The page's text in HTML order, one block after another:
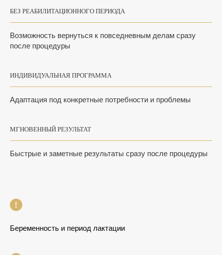
БЕЗ РЕАБИЛИТАЦИОННОГО ПЕРИОДА
Возможность вернуться к повседневным делам сразу
после процедуры
ИНДИВИДУАЛЬНАЯ ПРОГРАММА
Адаптация под конкретные потребности и проблемы
МГНОВЕННЫЙ РЕЗУЛЬТАТ
Быстрые и заметные результаты сразу после процедуры
Беременность и период лактации